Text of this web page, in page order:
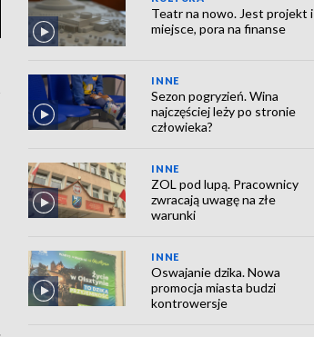
Teatr na nowo. Jest projekt i
miejsce, pora na finanse
INNE
Sezon pogryzień. Wina
najczęściej leży po stronie
człowieka?
INNE
ZOL pod lupą. Pracownicy
zwracają uwagę na złe
warunki
INNE
Oswajanie dzika. Nowa
promocja miasta budzi
kontrowersje